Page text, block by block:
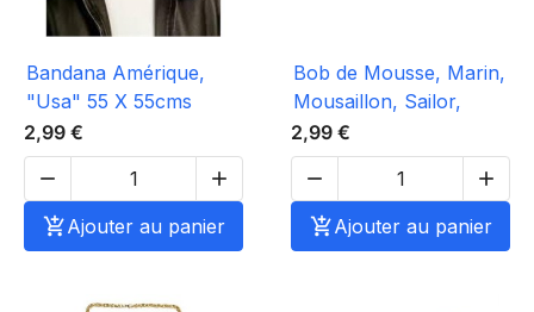
Bandana Amérique,
"Usa" 55 X 55cms
2,99 €


Ajouter au panier
Bob de Mousse, Marin,
Mousaillon, Sailor,
2,99 €


Ajouter au panier